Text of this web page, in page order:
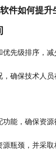
件如何提升
先级排序，
确保技术人
能，确保资
瓶颈，并采